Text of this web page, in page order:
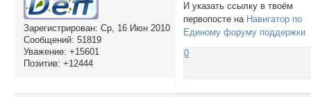
Зарегистрирован: Ср, 16 Июн 2010
Сообщений: 51819
Уважение: +15601
Позитив: +12444
И указать ссылку в твоём
первопосте на Навигатор по
Единому форуму поддержки
0